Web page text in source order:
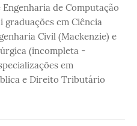
de Computação
graduações em Ciência
Civil (Mackenzie) e
(incompleta -
em
e Direito Tributário